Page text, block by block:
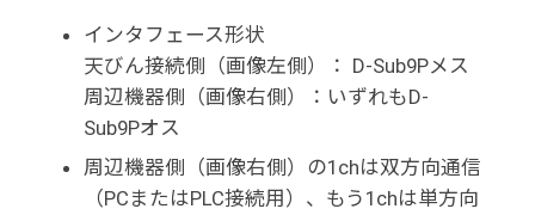
インタフェース形状
天びん接続側（画像左側）： D-Sub9Pメス
周辺機器側（画像右側）：いずれもD-
Sub9Pオス
周辺機器側（画像右側）の1chは双方向通信
（PCまたはPLC接続用）、もう1chは単方向